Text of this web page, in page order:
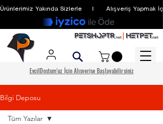
Ürünlerimiz Yakında Sizlerle     I      Alışveriş
EvcilDostum'uz İçin Alışverişe Başlayabilirsiniz
Bilgi Deposu
Tüm Yazılar